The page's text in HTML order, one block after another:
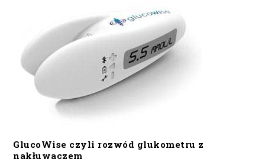
GlucoWise czyli rozwód glukometru z
nakłuwaczem